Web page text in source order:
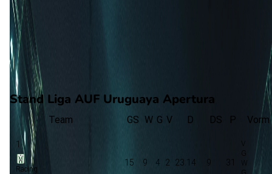
Statistieken
Eindscore (1 - 0)
Eerste helft
45'
+2'
J. Zeballos
Tweede helft
Stand Liga AUF Uruguaya Apertura
Team GS W G V D DS P Vorm
1
Racing
15 9 4 2 23:14 9 31